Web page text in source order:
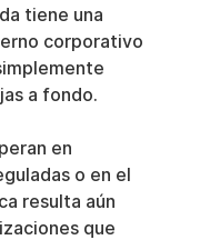
tiene una
corporativo
a fondo.
en
o en el
resulta aún
que